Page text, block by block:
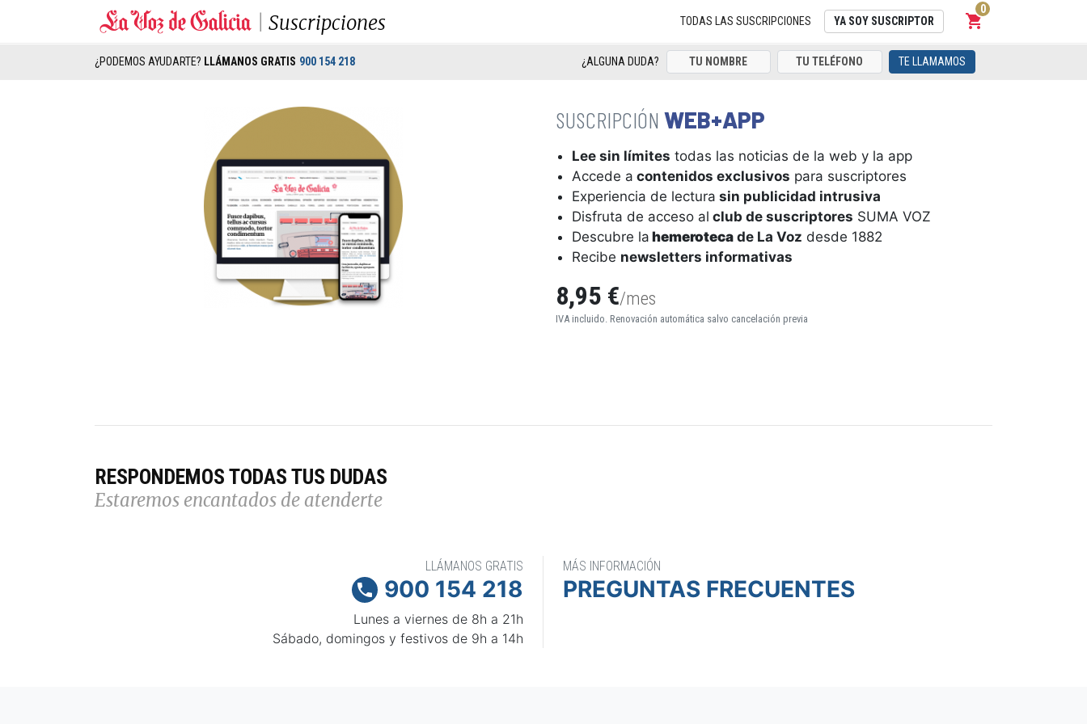
Suscripciones TODAS LAS SUSCRIPCIONES YA SOY SUSCRIPTOR shopping_cart
Carrito
0
¿PODEMOS AYUDARTE? LLÁMANOS GRATIS 900 154 218 ¿ALGUNA DUDA? TE LLAMAMOS
WEB+APP
Lee sin límites todas las noticias de la web y la app
Accede a contenidos exclusivos para suscriptores
Experiencia de lectura sin publicidad intrusiva
Disfruta de acceso al club de suscriptores SUMA VOZ
Descubre la hemeroteca de La Voz desde 1882
Recibe newsletters informativas
8,95 €/mes
IVA incluido. Renovación automática salvo cancelación previa
RESPONDEMOS TODAS TUS DUDAS
Estaremos encantados de atenderte
LLÁMANOS GRATIS
 900 154 218
Lunes a viernes de 8h a 21h
Sábado, domingos y festivos de 9h a 14h
MÁS INFORMACIÓN
PREGUNTAS FRECUENTES